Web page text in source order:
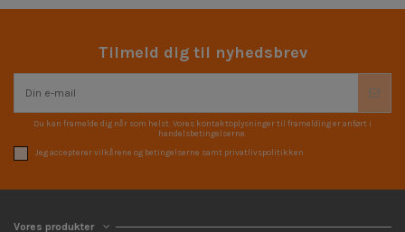
Tilmeld dig til nyhedsbrev
Du kan framelde dig når som helst. Vores kontaktoplysninger til framelding er anført i
handelsbetingelserne.
Jeg accepterer vilkårene og betingelserne samt privatlivspolitikken
Vores produkter